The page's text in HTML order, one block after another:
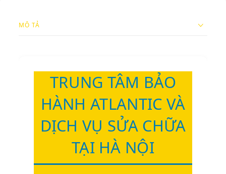
MÔ TẢ
TRUNG TÂM BẢO
HÀNH ATLANTIC VÀ
DỊCH VỤ SỬA CHỮA
TẠI HÀ NỘI